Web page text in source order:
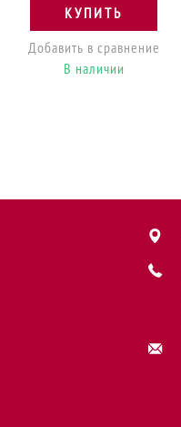
Victorinox STANDARD 8см
красн 5.0601
Арт. Vx50601
В наличии